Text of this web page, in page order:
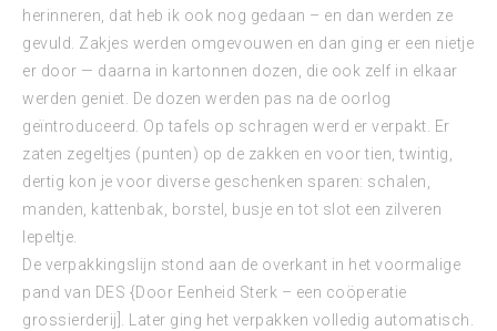
herinneren, dat heb ik ook nog gedaan – en dan werden ze
gevuld. Zakjes werden omgevouwen en dan ging er een nietje
er door — daarna in kartonnen dozen, die ook zelf in elkaar
werden geniet. De dozen werden pas na de oorlog
geïntroduceerd. Op tafels op schragen werd er verpakt. Er
zaten zegeltjes (punten) op de zakken en voor tien, twintig,
dertig kon je voor diverse geschenken sparen: schalen,
manden, kattenbak, borstel, busje en tot slot een zilveren
lepeltje.
De verpakkingslijn stond aan de overkant in het voormalige
pand van DES {Door Eenheid Sterk – een coöperatie
grossierderij]. Later ging het verpakken volledig automatisch.